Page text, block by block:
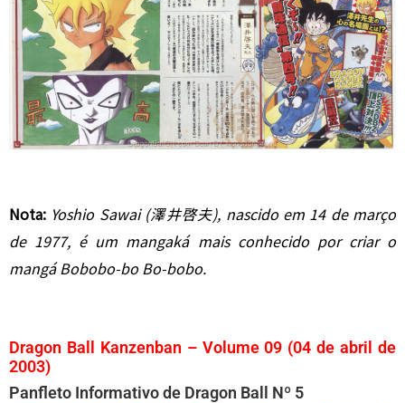
Nota: Yoshio Sawai (澤井啓夫), nascido em 14 de março
de 1977, é um mangaká mais conhecido por criar o
mangá Bobobo-bo Bo-bobo.
Dragon Ball Kanzenban – Volume 09 (04 de abril de
2003)
Panfleto Informativo de Dragon Ball Nº 5